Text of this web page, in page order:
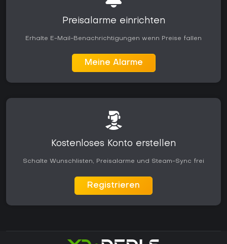
Preisalarme einrichten
Erhalte E-Mail-Benachrichtigungen wenn Preise fallen
Meine Alarme
Kostenloses Konto erstellen
Schalte Wunschlisten, Preisalarme und Steam-Sync frei
Registrieren